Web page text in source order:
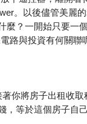
。以後儘管美麗
麼？一開始只要一
路與投資有何關聯
你將房子出租收
，等於這個房子自